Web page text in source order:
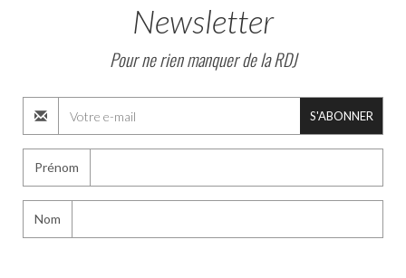
Newsletter
Pour ne rien manquer de la RDJ
S'ABONNER
Prénom
Nom